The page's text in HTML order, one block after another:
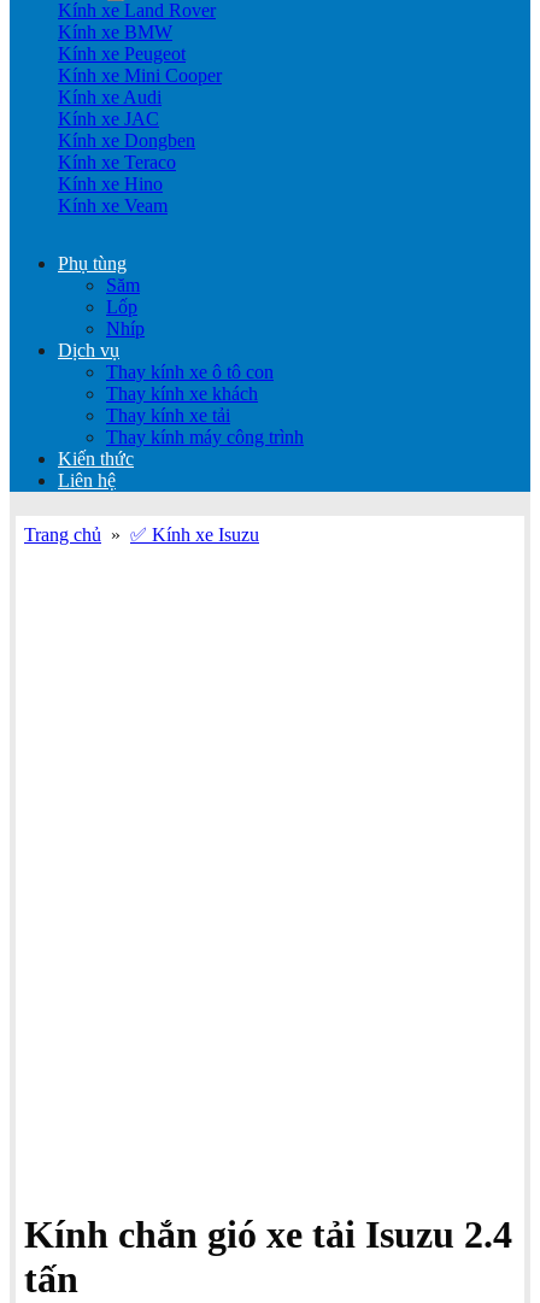
Kính xe Land Rover
Kính xe BMW
Kính xe Peugeot
Kính xe Mini Cooper
Kính xe Audi
Kính xe JAC
Kính xe Dongben
Kính xe Teraco
Kính xe Hino
Kính xe Veam
Phụ tùng
Săm
Lốp
Nhíp
Dịch vụ
Thay kính xe ô tô con
Thay kính xe khách
Thay kính xe tải
Thay kính máy công trình
Kiến thức
Liên hệ
Trang chủ » ✅ Kính xe Isuzu
Kính chắn gió xe tải Isuzu 2.4
tấn